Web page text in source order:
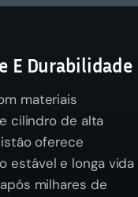
E Durabilidade
materiais
cilindro de alta
oferece
estável e longa vida
milhares de